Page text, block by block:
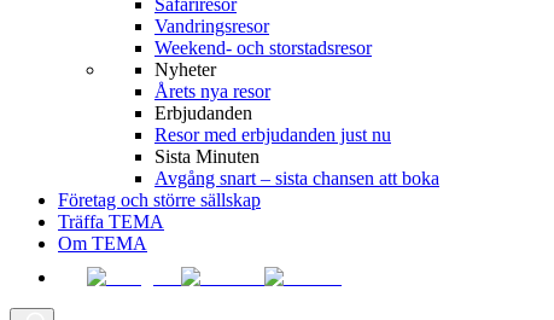
Safariresor
Vandringsresor
Weekend- och storstadsresor
Nyheter
Årets nya resor
Erbjudanden
Resor med erbjudanden just nu
Sista Minuten
Avgång snart – sista chansen att boka
Företag och större sällskap
Träffa TEMA
Om TEMA